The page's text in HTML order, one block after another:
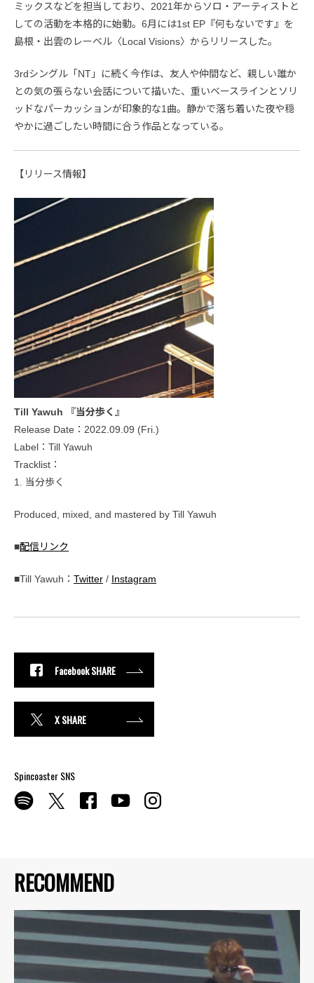
RECOMMEND
ミックスなどを担当しており、2021年からソロ・アーティストと
しての活動を本格的に始動。6月には1st EP『何もないです』を
島根・出雲のレーベル〈Local Visions〉からリリースした。
3rdシングル「NT」に続く今作は、友人や仲間など、親しい誰か
との気の張らない会話について描いた、重いベースラインとソリ
ッドなパーカッションが印象的な1曲。静かで落ち着いた夜や穏
やかに過ごしたい時間に合う作品となっている。
【リリース情報】
Till Yawuh 『当分歩く』
Release Date：2022.09.09 (Fri.)
Label：Till Yawuh
Tracklist：
1. 当分歩く
Produced, mixed, and mastered by Till Yawuh
■配信リンク
■Till Yawuh： Twitter / Instagram
Facebook SHARE
X SHARE
Spincoaster SNS